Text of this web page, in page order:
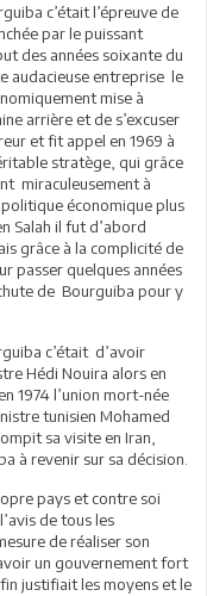
c’était l’épreuve de
par le puissant
des années soixante du
audacieuse entreprise le
mise à
arrière et de s’excuser
et fit appel en 1969 à
stratège, qui grâce
miraculeusement à
économique plus
Salah il fut d’abord
grâce à la complicité de
passer quelques années
de Bourguiba pour y
c’était d’avoir
Hédi Nouira alors en
1974 l’union mort-née
tunisien Mohamed
sa visite en Iran,
à revenir sur sa décision.
pays et contre soi
de tous les
de réaliser son
un gouvernement fort
justifiait les moyens et le